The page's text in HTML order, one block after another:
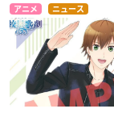
アニメ ニュース